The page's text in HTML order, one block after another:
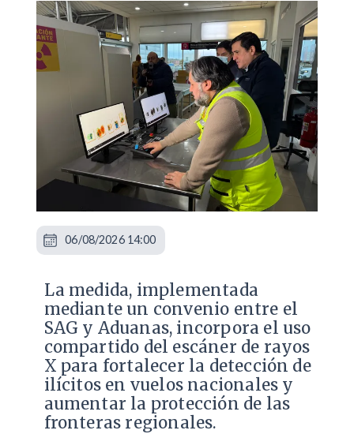
La medida, implementada
mediante un convenio entre el
SAG y Aduanas, incorpora el uso
compartido del escáner de rayos
X para fortalecer la detección de
ilícitos en vuelos nacionales y
aumentar la protección de las
fronteras regionales.
06/08/2026 14:00